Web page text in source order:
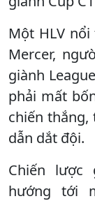
Một HLV
Mercer,
giành
phải mất
chiến
dẫn dắt đội.
Chiến lược
hướng tới